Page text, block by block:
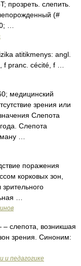
прозреть. слепить.
(#
…
atitikmenys: angl.
f pranc. cécité, f …
медицинский
зрения или
Слепота
Слепота
…
поражения
корковых зон,
…
слепота, возникшая
зрения. Синоним:
и педагогике